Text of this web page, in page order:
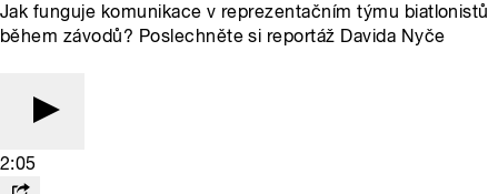
Jak funguje komunikace v reprezentačním týmu biatlonistů
během závodů? Poslechněte si reportáž Davida Nyče
2:05